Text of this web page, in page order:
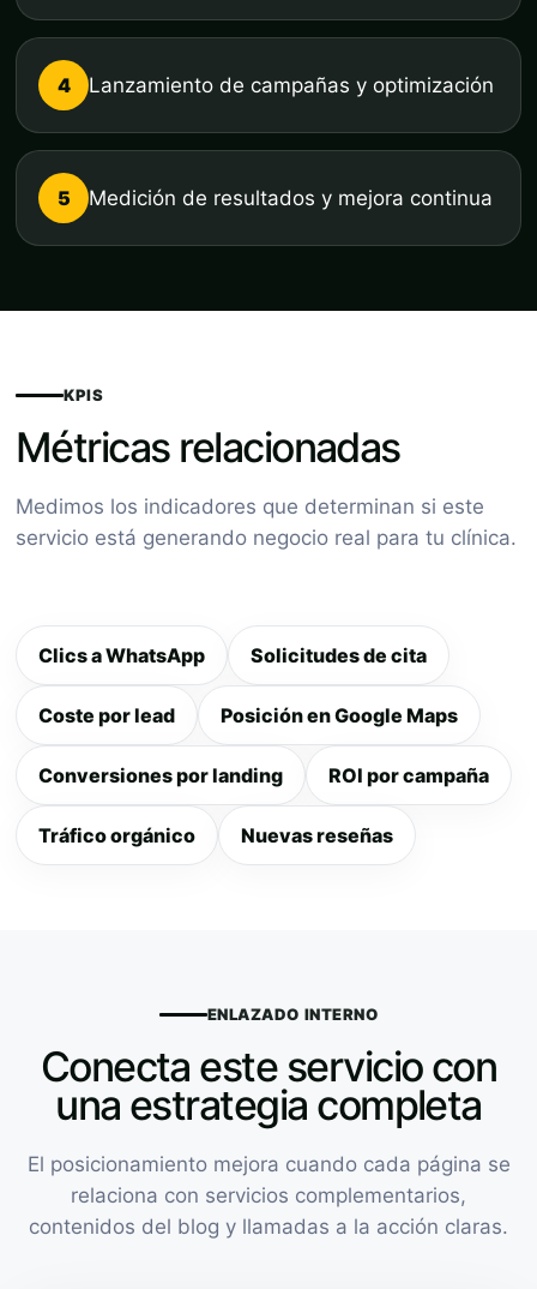
4 Lanzamiento de campañas y optimización
5 Medición de resultados y mejora continua
KPIS
Métricas relacionadas
Medimos los indicadores que determinan si este
servicio está generando negocio real para tu clínica.
Clics a WhatsApp Solicitudes de cita
Coste por lead Posición en Google Maps
Conversiones por landing ROI por campaña
Tráfico orgánico Nuevas reseñas
ENLAZADO INTERNO
Conecta este servicio con
una estrategia completa
El posicionamiento mejora cuando cada página se
relaciona con servicios complementarios,
contenidos del blog y llamadas a la acción claras.